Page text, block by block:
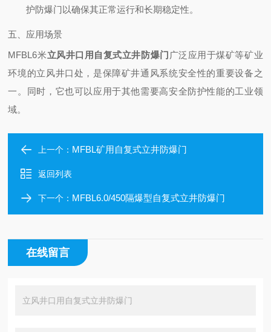
护防爆门以确保其正常运行和长期稳定性。
五、应用场景
MFBL6米立风井口用自复式立井防爆门 广泛应用于煤矿等矿业
环境的立风井口处，是保障矿井通风系统安全性的重要设备之
一。同时，它也可以应用于其他需要高安全防护性能的工业领
域。
上一个： MFBL矿用自复式立井防爆门
返回列表
下一个： MFBL6.0/450隔爆型自复式立井防爆门
在线留言